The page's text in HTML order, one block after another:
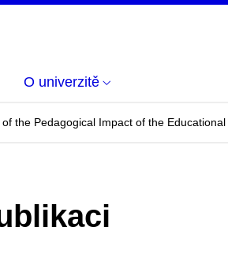
O univerzitě
of the Pedagogical Impact of the